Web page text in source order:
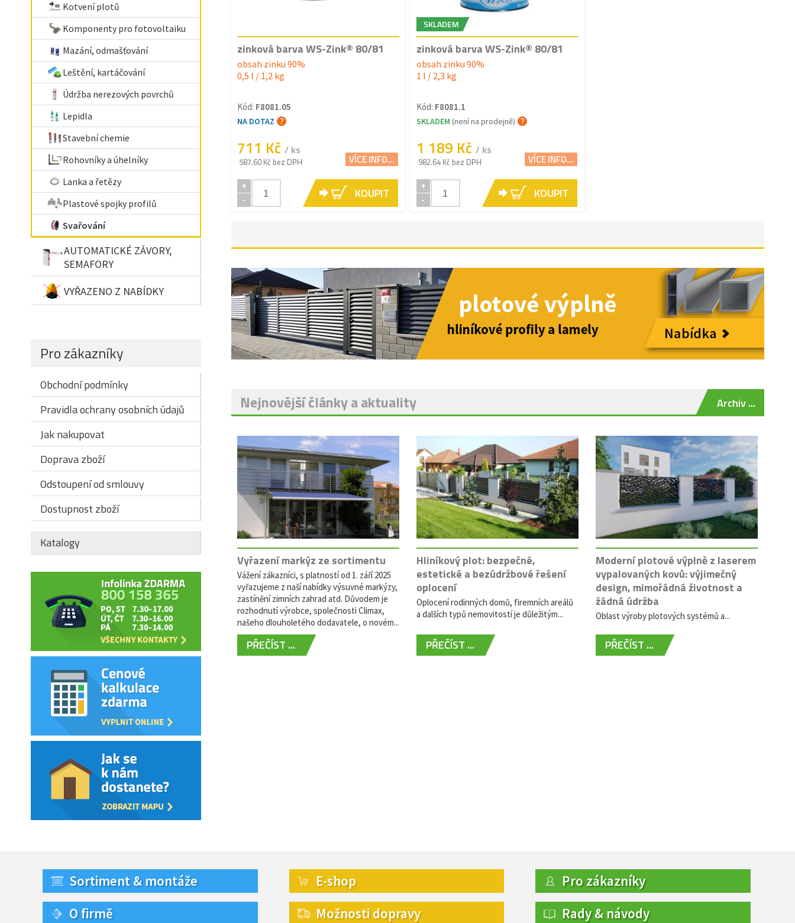
Kotvení plotů
Komponenty pro fotovoltaiku
Mazání, odmašťování
Leštění, kartáčování
Údržba nerezových povrchů
Lepidla
Stavební chemie
Rohovníky a úhelníky
Lanka a řetězy
Plastové spojky profilů
Svařování
AUTOMATICKÉ ZÁVORY,
SEMAFORY
VYŘAZENO Z NABÍDKY
Pro zákazníky
Obchodní podmínky
Pravidla ochrany osobních údajů
Jak nakupovat
Doprava zboží
Odstoupení od smlouvy
Dostupnost zboží
Katalogy
zinková barva WS-Zink® 80/81
obsah zinku 90%
0,5 l / 1,2 kg
Kód: F8081.05
NA DOTAZ
711 Kč / ks
587.60 Kč bez DPH VÍCE INFO...
+
-
KOUPIT
SKLADEM
zinková barva WS-Zink® 80/81
obsah zinku 90%
1 l / 2,3 kg
Kód: F8081.1
SKLADEM (není na prodejně)
1 189 Kč / ks
982.64 Kč bez DPH VÍCE INFO...
+
-
KOUPIT
Nejnovější články a aktuality
Vyřazení markýz ze sortimentu
Vážení zákazníci, s platností od 1. září 2025
vyřazujeme z naší nabídky výsuvné markýzy,
zastínění zimních zahrad atd. Důvodem je
rozhodnutí výrobce, společnosti Climax,
našeho dlouholetého dodavatele, o novém...
PŘEČÍST ...
Hliníkový plot: bezpečné,
estetické a bezúdržbové řešení
oplocení
Oplocení rodinných domů, firemních areálů
a dalších typů nemovitostí je důležitým...
PŘEČÍST ...
Moderní plotové výplně z laserem
vypalovaných kovů: výjimečný
design, mimořádná životnost a
žádná údržba
Oblast výroby plotových systémů a...
PŘEČÍST ...
Archiv ...
Sortiment & montáže
O firmě
E-shop
Možnosti dopravy
Pro zákazníky
Rady & návody